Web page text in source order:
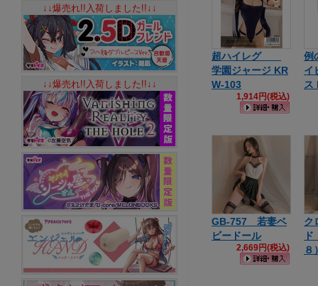
超ハイレグ
学園ジャージ KR
W-103
1,914円(税込)
例
イ
ス
GB-757 若妻ベ
ビードール
2,669円(税込)
ク
８
↓↓爆売れ!!入荷しました!!↓↓
↓↓爆売れ!!入荷しました!!↓↓